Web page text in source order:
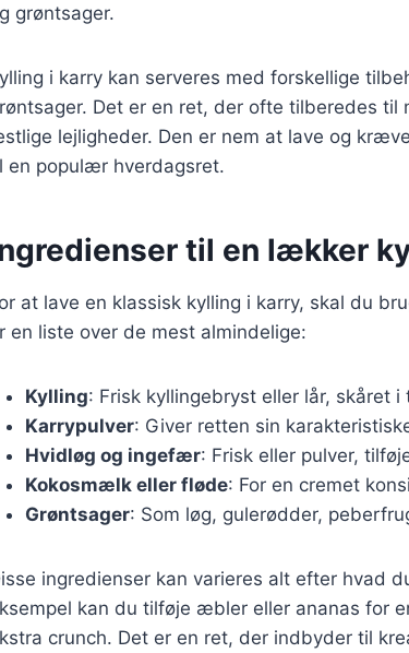
grøntsager.
i karry kan serveres med forskellige
Det er en ret, der ofte tilberedes
lejligheder. Den er nem at lave og
en populær hverdagsret.
til en lækker
at lave en klassisk kylling i karry, skal du
en liste over de mest almindelige:
Kylling: Frisk kyllingebryst eller lår, skåret i
Karrypulver: Giver retten sin
Hvidløg og ingefær: Frisk eller pulver,
Kokosmælk eller fløde: For en cremet
Grøntsager: Som løg, gulerødder,
ingredienser kan varieres alt efter hvad
kan du tilføje æbler eller ananas for
crunch. Det er en ret, der indbyder til